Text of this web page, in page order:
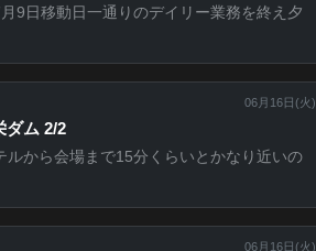
9日移動日一通りのデイリー業務を終え夕
06月16日(火)
ダム 2/2
から会場まで15分くらいとかなり近いの
06月16日(火)